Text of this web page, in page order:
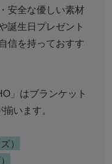
安全な優しい素材
誕生日プレゼント
信を持っておすす
」はブランケット
います。
）